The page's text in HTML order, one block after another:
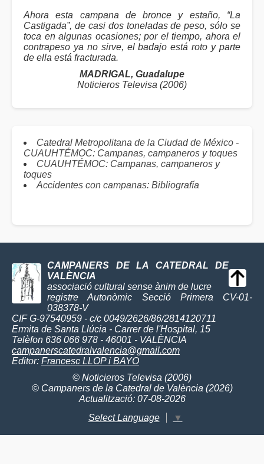
Ahora esta campana de bronce y estaño, “La
Castigada”, de casi dos toneladas de peso, sólo se
toca en algunas ocasiones; por el tiempo, ahora el
contrapeso ya no sirve, el badajo está roto y parte
de ella está fracturada.
MADRIGAL, Guadalupe
Noticieros Televisa (2006)
Catedral Metropolitana de la Ciudad de México -
CUAUHTÉMOC: Campanas, campaneros y toques
CUAUHTÉMOC: Campanas, campaneros y
toques
Accidentes con campanas: Bibliografía
CAMPANERS DE LA CATEDRAL DE
VALÈNCIA
associació cultural sense ànim de lucre
registre Autonòmic Secció Primera CV-01-
038378-V
CIF G-97540959 - c/c 0049/2626/86/2814120711
Ermita de Santa Llúcia - Carrer de l'Hospital, 15
Telèfon 636 066 978 - 46001 - VALÈNCIA
campanerscatedralvalencia@gmail.com
Editor: Francesc LLOP i BAYO
© Noticieros Televisa (2006)
© Campaners de la Catedral de València (2026)
Actualització: 07-08-2026
Select Language
▼